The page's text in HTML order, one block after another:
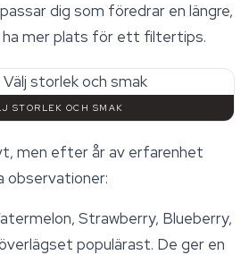
dig som föredrar en längre,
ha mer plats för ett filtertips.
STORLEK OCH SMAK
men efter år av erfarenhet
observationer:
Strawberry, Blueberry,
populärast. De ger en